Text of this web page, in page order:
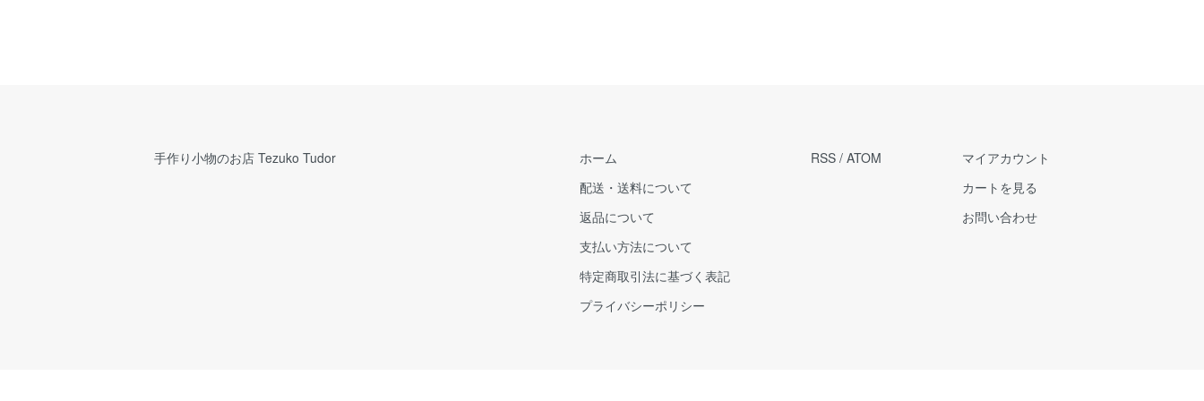
手作り小物のお店 Tezuko Tudor
ホーム
配送・送料について
返品について
支払い方法について
特定商取引法に基づく表記
プライバシーポリシー
RSS / ATOM
マイアカウント
カートを見る
お問い合わせ